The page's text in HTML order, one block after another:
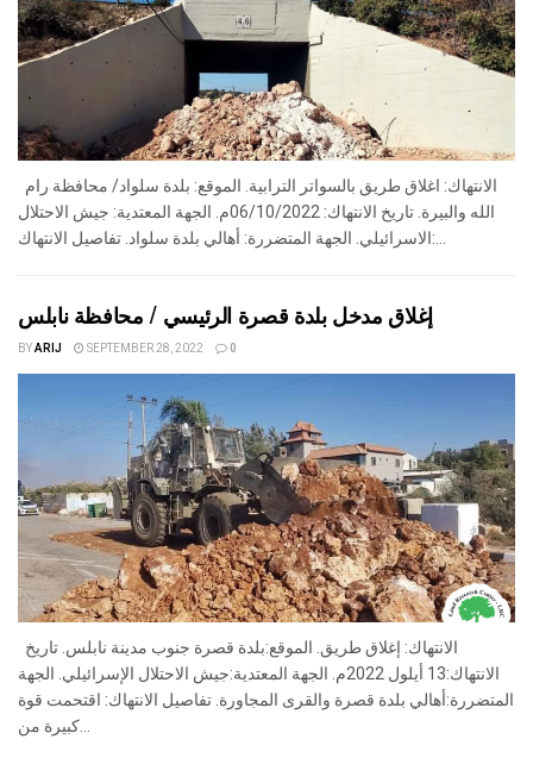
الله والبيرة. تاريخ الانتهاك: 06/10/2022م. الجهة المعتدية: جيش الاحتلال
الاسرائيلي. الجهة المتضررة: أهالي بلدة سلواد. تفاصيل الانتهاك:...
إغلاق مدخل بلدة قصرة الرئيسي / محافظة نابلس
BYARIJ SEPTEMBER 28, 2022 0
الانتهاك:13 أيلول 2022م. الجهة المعتدية:جيش الاحتلال الإسرائيلي. الجهة
المتضررة:أهالي بلدة قصرة والقرى المجاورة. تفاصيل الانتهاك: اقتحمت قوة
كبيرة من...